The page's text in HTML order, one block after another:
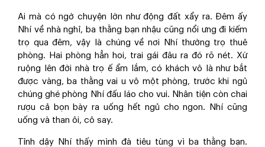
Ai mà có ngờ chuyện lớn như động đất xẩy ra. Đêm ấy
Nhí về nhà nghỉ, ba thằng bạn nhậu cũng nổi ưng đi kiếm
trọ qua đêm, vậy là chúng về nơi Nhí thường trọ thuê
phòng. Hai phòng hẳn hoi, trai gái đâu ra đó rõ nét. Xứ
ruộng lên đời nhà trọ ế ẩm lắm, có khách vô là như bắt
được vàng, ba thằng vai u vô một phòng, trước khi ngủ
chúng ghé phòng Nhí đấu láo cho vui. Nhân tiện còn chai
rượu cả bọn bày ra uống hết ngủ cho ngon. Nhí cũng
uống và than ôi, cô say.
Tỉnh dậy Nhí thấy mình đà tiêu tùng vì ba thằng bạn.